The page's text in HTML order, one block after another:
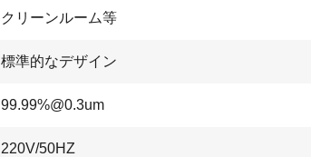
クリーンルーム等
標準的なデザイン
99.99%@0.3um
220V/50HZ